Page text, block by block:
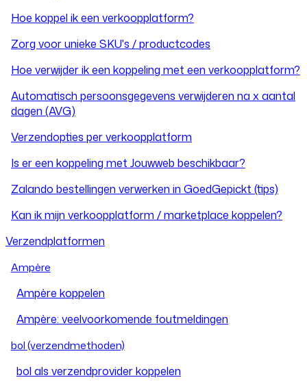
Hoe koppel ik een verkoopplatform?
Zorg voor unieke SKU's / productcodes
Hoe verwijder ik een koppeling met een verkoopplatform?
Automatisch persoonsgegevens verwijderen na x aantal
dagen (AVG)
Verzendopties per verkoopplatform
Is er een koppeling met Jouwweb beschikbaar?
Zalando bestellingen verwerken in GoedGepickt (tips)
Kan ik mijn verkoopplatform / marketplace koppelen?
Verzendplatformen
Ampère
Ampère koppelen
Ampère: veelvoorkomende foutmeldingen
bol (verzendmethoden)
bol als verzendprovider koppelen